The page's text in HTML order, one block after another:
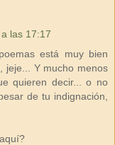
las 17:17
está muy bien
jeje... Y mucho menos
quieren decir... o no
de tu indignación,